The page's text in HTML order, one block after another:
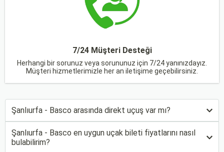
7/24 Müşteri Desteği
Herhangi bir sorunuz veya sorununuz için 7/24 yanınızdayız.
Müşteri hizmetlerimizle her an iletişime geçebilirsiniz.
Şanlıurfa - Basco arasında direkt uçuş var mı?
Şanlıurfa - Basco en uygun uçak bileti fiyatlarını nasıl
bulabilirim?